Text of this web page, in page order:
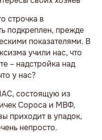
строчка в
подкреплен, прежде
показателями. В
учили нас, что
– надстройка над
у нас?
состоящую из
Сороса и МВФ,
приходит в упадок,
непросто.